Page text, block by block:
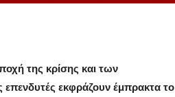
της κρίσης και των
εκφράζουν έμπρακτα το